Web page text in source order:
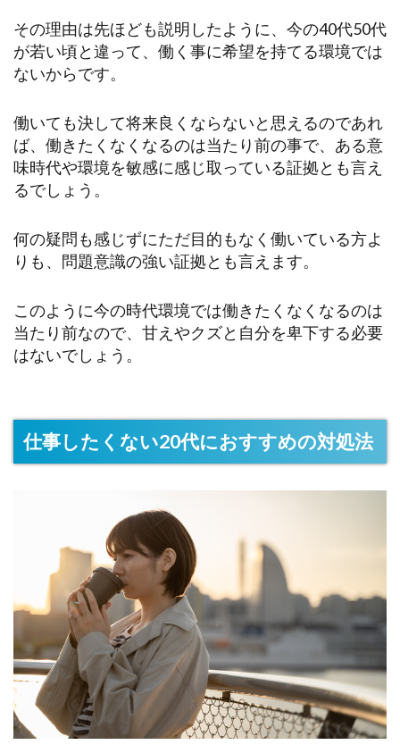
その理由は先ほども説明したように、今の40代50代
が若い頃と違って、働く事に希望を持てる環境では
ないからです。
働いても決して将来良くならないと思えるのであれ
ば、働きたくなくなるのは当たり前の事で、ある意
味時代や環境を敏感に感じ取っている証拠とも言え
るでしょう。
何の疑問も感じずにただ目的もなく働いている方よ
りも、問題意識の強い証拠とも言えます。
このように今の時代環境では働きたくなくなるのは
当たり前なので、甘えやクズと自分を卑下する必要
はないでしょう。
仕事したくない20代におすすめの対処法